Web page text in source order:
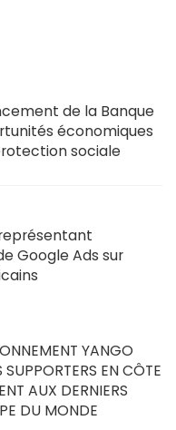
de la Banque
économiques
sociale
Google Ads sur
YANGO
SUPPORTERS EN CÔTE
AUX DERNIERS
DU MONDE